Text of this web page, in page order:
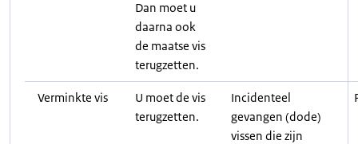
Dan moet u
daarna ook
de maatse vis
terugzetten.
Verminkte vis
U moet de vis
terugzetten.
Incidenteel
gevangen (dode)
vissen die zijn